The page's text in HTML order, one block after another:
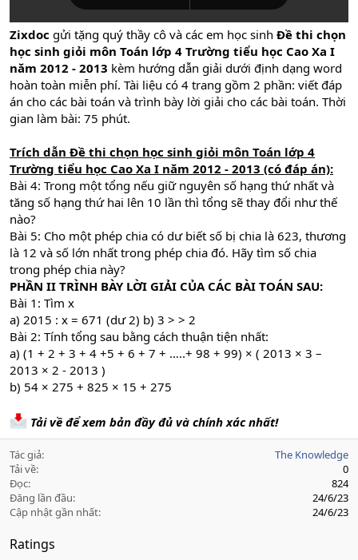
Zixdoc gửi tặng quý thầy cô và các em học sinh Đề thi chọn
học sinh giỏi môn Toán lớp 4 Trường tiểu học Cao Xa I
năm 2012 - 2013 kèm hướng dẫn giải dưới định dạng word
hoàn toàn miễn phí. Tài liệu có 4 trang gồm 2 phần: viết đáp
án cho các bài toán và trình bày lời giải cho các bài toán. Thời
gian làm bài: 75 phút.
Trích dẫn Đề thi chọn học sinh giỏi môn Toán lớp 4
Trường tiểu học Cao Xa I năm 2012 - 2013 (có đáp án):
Bài 4: Trong một tổng nếu giữ nguyên số hạng thứ nhất và
tăng số hạng thứ hai lên 10 lần thì tổng sẽ thay đổi như thế
nào?
Bài 5: Cho một phép chia có dư biết số bị chia là 623, thương
là 12 và số lớn nhất trong phép chia đó. Hãy tìm số chia
trong phép chia này?
PHẦN II TRÌNH BÀY LỜI GIẢI CỦA CÁC BÀI TOÁN SAU:
Bài 1: Tìm x
a) 2015 : x = 671 (dư 2) b) 3 > > 2
Bài 2: Tính tổng sau bằng cách thuận tiện nhất:
a) (1 + 2 + 3 + 4 +5 + 6 + 7 + …..+ 98 + 99) × ( 2013 × 3 –
2013 × 2 - 2013 )
b) 54 × 275 + 825 × 15 + 275
Tải về để xem bản đầy đủ và chính xác nhất!
Tác giả
The Knowledge
Tải về
0
Đọc
824
Đăng lần đầu
24/6/23
Cập nhật gần nhất
24/6/23
Ratings